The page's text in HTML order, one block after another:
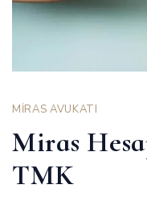
MİRAS AVUKATI
Miras
TMK